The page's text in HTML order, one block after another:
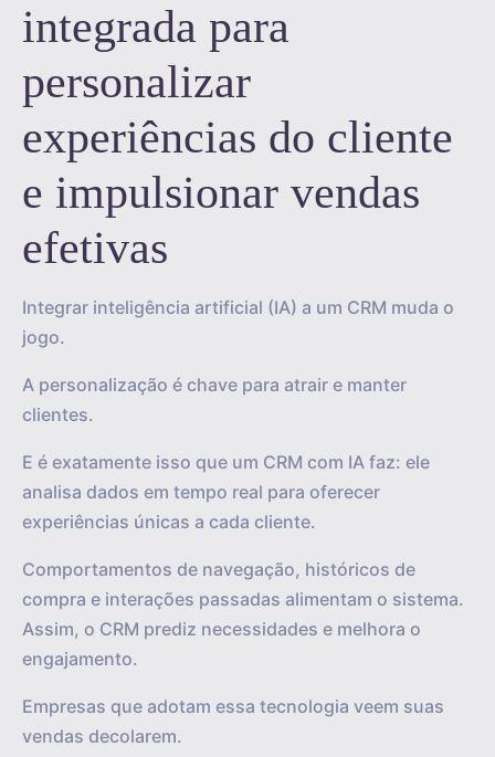
integrada para
personalizar
experiências do cliente
e impulsionar vendas
efetivas
Integrar inteligência artificial (IA) a um CRM muda o
jogo.
A personalização é chave para atrair e manter
clientes.
E é exatamente isso que um CRM com IA faz: ele
analisa dados em tempo real para oferecer
experiências únicas a cada cliente.
Comportamentos de navegação, históricos de
compra e interações passadas alimentam o sistema.
Assim, o CRM prediz necessidades e melhora o
engajamento.
Empresas que adotam essa tecnologia veem suas
vendas decolarem.